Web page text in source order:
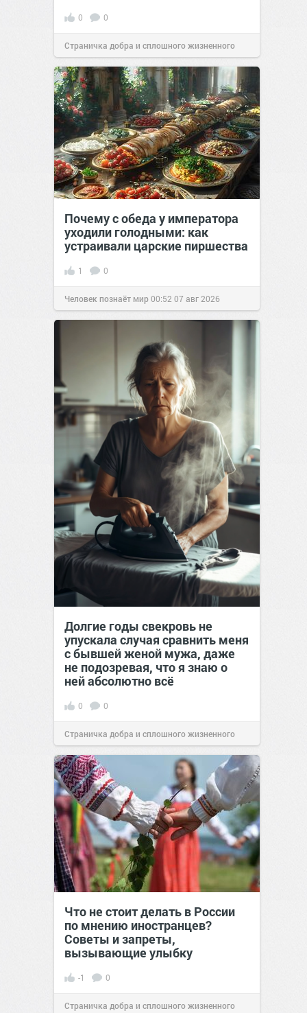
0 0
Страничка добра и сплошного жизненного
позитива!00:2907 авг 2026
Почему с обеда у императора
уходили голодными: как
устраивали царские пиршества
1 0
Человек познаёт мир00:52 07 авг 2026
Долгие годы свекровь не
упускала случая сравнить меня
с бывшей женой мужа, даже
не подозревая, что я знаю о
ней абсолютно всё
0 0
Страничка добра и сплошного жизненного
позитива!00:2907 авг 2026
Что не стоит делать в России
по мнению иностранцев?
Советы и запреты,
вызывающие улыбку
-1 0
Страничка добра и сплошного жизненного